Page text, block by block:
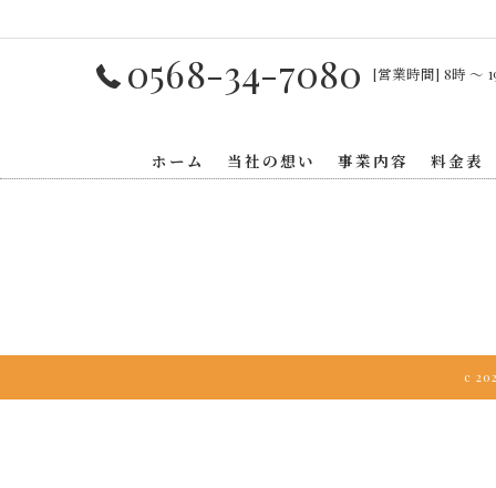
0568-34-7080 [営業時間] 8時 〜
ホーム 当社の想い 事業内容 料金表
c